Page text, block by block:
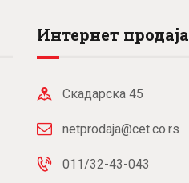
Интернет продаја
Скадарска 45
netprodaja@cet.co.rs
011/32-43-043